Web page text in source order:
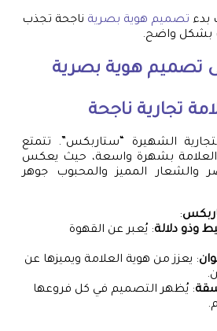
بدء تصميم هوية بصرية ناجحة تجذب
بشكل واضح.
تصميم هوية بصرية
تجارية ناجحة
الشهيرة “ستاربكس”. تتمتع
العلامة بشهرة واسعة، حيث يعكس
والشعار المميز والمحبوب جوهر
:
وذو دلالة: يُعبر عن القهوة
: يعزز من هوية العلامة ويميزها عن
: يُظهر التصميم في كل فروعها